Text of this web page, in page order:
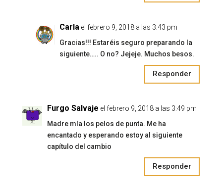
Carla el febrero 9, 2018 a las 3:43 pm
Gracias!!! Estaréis seguro preparando la
siguiente….. O no? Jejeje. Muchos besos.
Responder
Furgo Salvaje el febrero 9, 2018 a las 3:49 pm
Madre mía los pelos de punta. Me ha
encantado y esperando estoy al siguiente
capítulo del cambio
Responder